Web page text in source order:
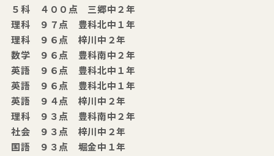
５科 ４００点 三郷中２年
理科 ９７点 豊科北中１年
理科 ９６点 梓川中２年
数学 ９６点 豊科南中２年
英語 ９６点 豊科北中１年
英語 ９６点 豊科北中１年
英語 ９４点 梓川中２年
理科 ９３点 豊科南中２年
社会 ９３点 梓川中２年
国語 ９３点 堀金中１年